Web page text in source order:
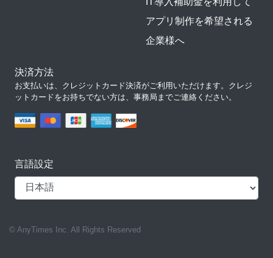
アプリ制作を希望される
企業様へ
決済方法
お支払いは、クレジットカード決済がご利用いただけます。クレジ
ットカードをお持ちでない方は、事務局までご連絡ください。
言語設定
© AnyTimes Inc. All Rights Reserved